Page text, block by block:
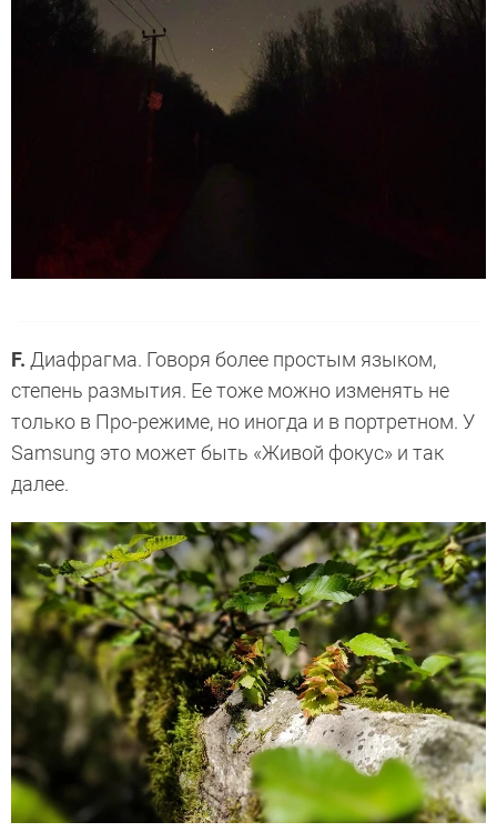
F. Диафрагма. Говоря более простым языком,
степень размытия. Ее тоже можно изменять не
только в Про-режиме, но иногда и в портретном. У
Samsung это может быть «Живой фокус» и так
далее.